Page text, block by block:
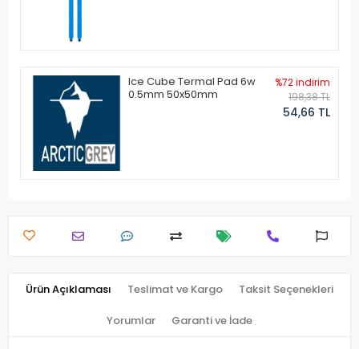
Ice Cube Termal Pad 6w
0.5mm 50x50mm
%72 indirim
198,38 TL
54,66 TL
Ürün Açıklaması Teslimat ve Kargo Taksit Seçenekleri
Yorumlar Garanti ve İade